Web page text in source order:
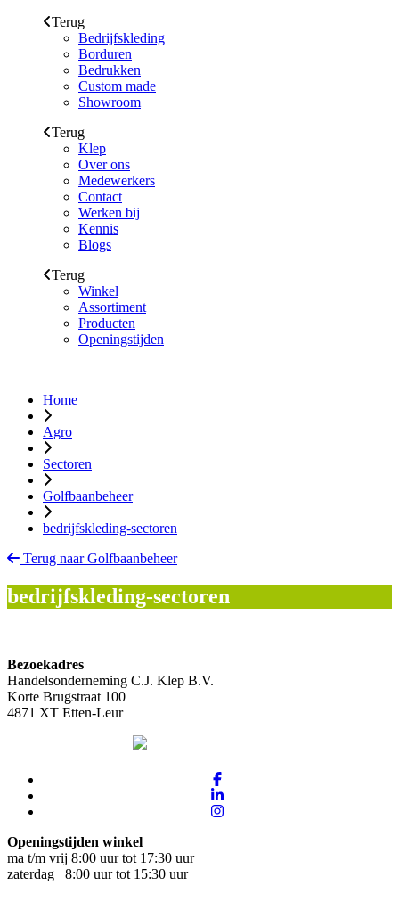
Terug
Bedrijfskleding
Borduren
Bedrukken
Custom made
Showroom
Terug
Klep
Over ons
Medewerkers
Contact
Werken bij
Kennis
Blogs
Terug
Winkel
Assortiment
Producten
Openingstijden
Home
Agro
Sectoren
Golfbaanbeheer
bedrijfskleding-sectoren
Terug naar Golfbaanbeheer
bedrijfskleding-sectoren
Bezoekadres
Handelsonderneming C.J. Klep B.V.
Korte Brugstraat 100
4871 XT Etten-Leur
Openingstijden winkel
ma t/m vrij 8:00 uur tot 17:30 uur
zaterdag 8:00 uur tot 15:30 uur